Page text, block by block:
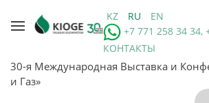
KZ RU
EN
+7 771 258 34 34,
КОНТАКТЫ
30-я Международная Выставка и
и Газ»